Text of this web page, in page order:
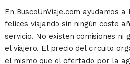
En BuscoUnViaje.com ayudamos
felices viajando sin ningún coste
servicio. No existen comisiones ni
el viajero. El precio del circuito
el mismo que el ofertado por la